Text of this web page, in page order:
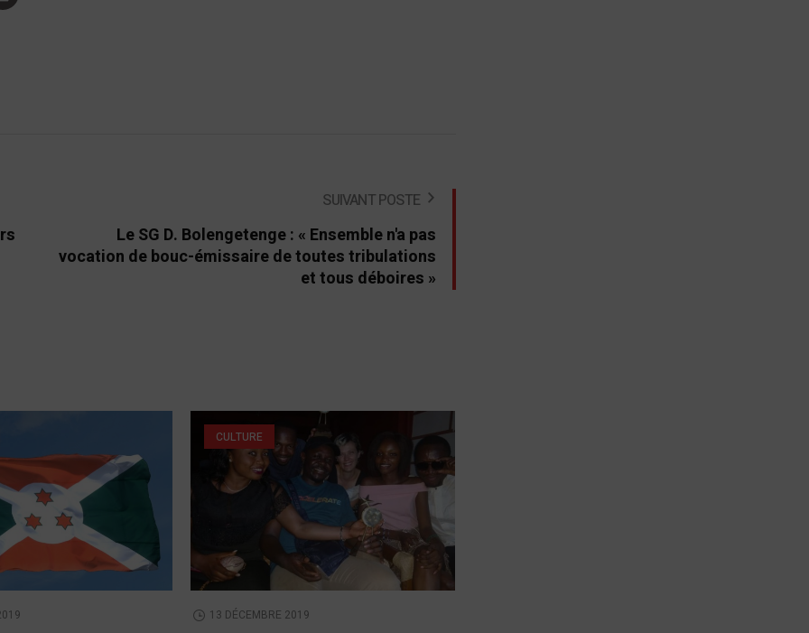
SUIVANT POSTE
Le SG D. Bolengetenge : « Ensemble n'a pas
vocation de bouc-émissaire de toutes tribulations
et tous déboires »
CULTURE
13 DÉCEMBRE 2019